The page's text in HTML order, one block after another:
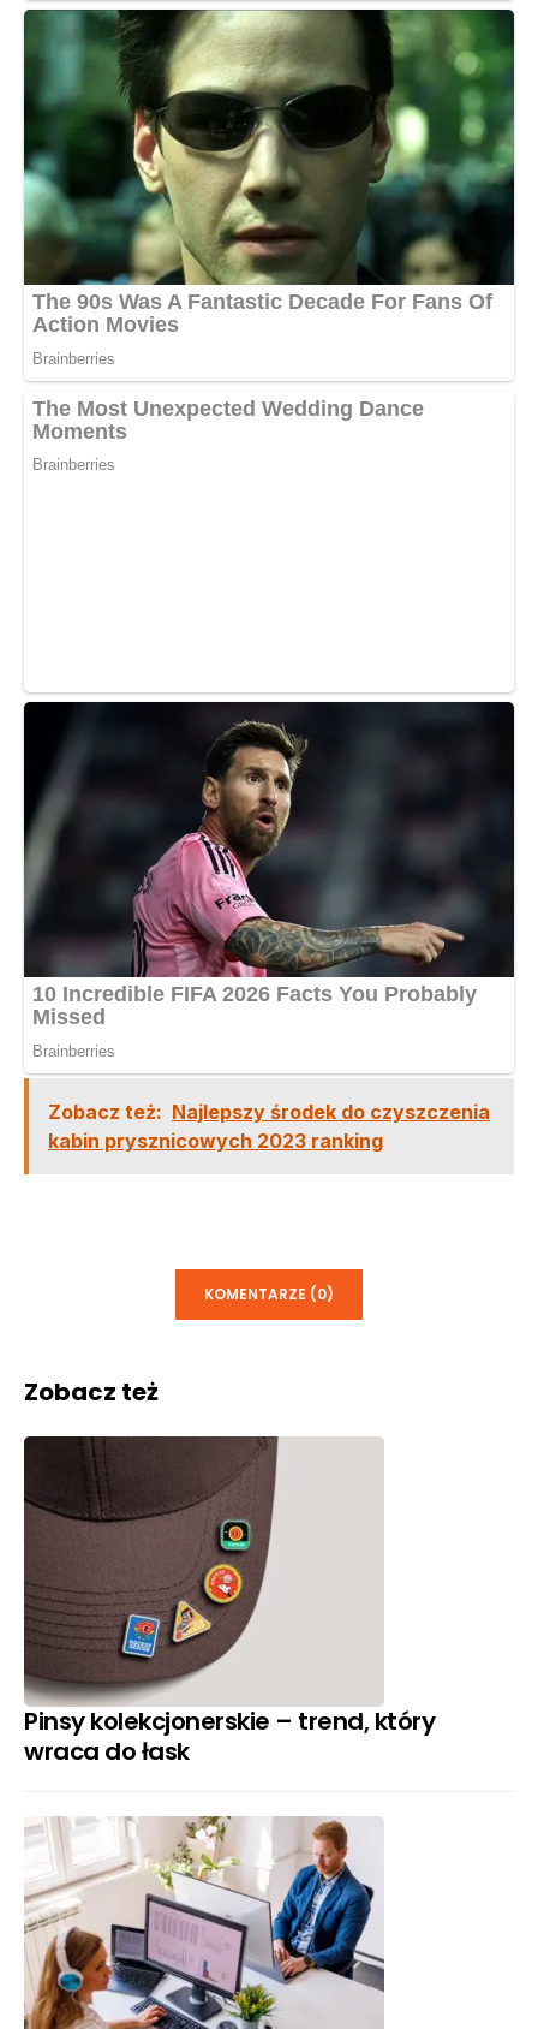
Zobacz też: Najlepszy środek do czyszczenia
kabin prysznicowych 2023 ranking
KOMENTARZE (0)
Zobacz też
Pinsy kolekcjonerskie – trend, który
wraca do łask